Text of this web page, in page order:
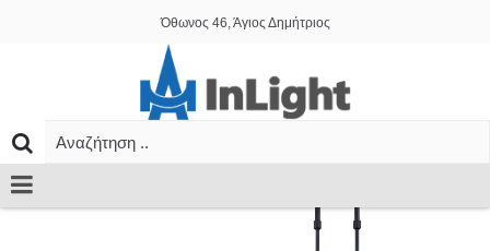
Όθωνος 46, Άγιος Δημήτριος